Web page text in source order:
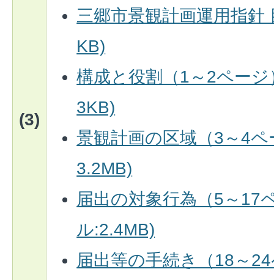
(3)
三郷市景観計画運用指
KB)
構成と役割（1～2ペー
3KB)
景観計画の区域（3～4
3.2MB)
届出の対象行為（5～17
ル:2.4MB)
届出等の手続き（18～